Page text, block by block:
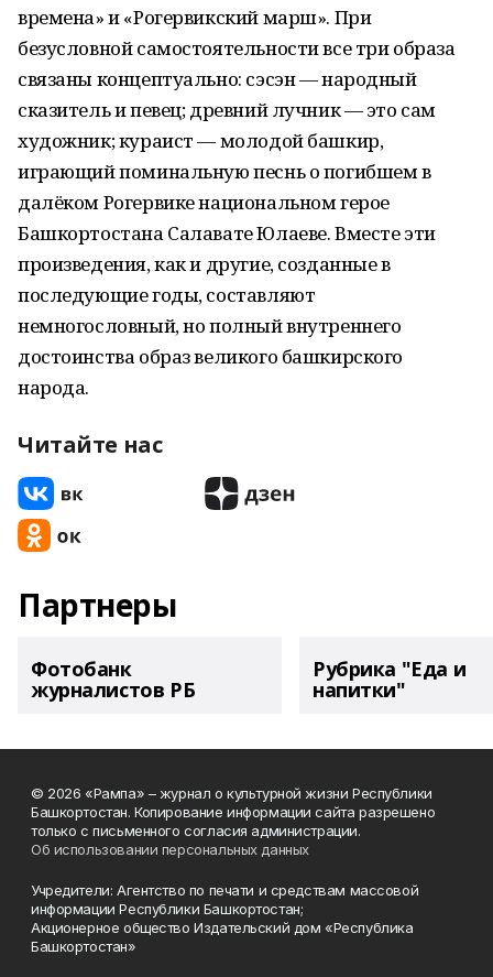
времена» и «Рогервикский марш». При
безусловной самостоятельности все три образа
связаны концептуально: сэсэн — народный
сказитель и певец; древний лучник — это сам
художник; кураист — молодой башкир,
играющий поминальную песнь о погибшем в
далёком Рогервике национальном герое
Башкортостана Салавате Юлаеве. Вместе эти
произведения, как и другие, созданные в
последующие годы, составляют
немногословный, но полный внутреннего
достоинства образ великого башкирского
народа.
Читайте нас
Партнеры
Фотобанк
журналистов РБ
Рубрика "Еда и
напитки"
© 2026 «Рампа» – журнал о культурной жизни Республики
Башкортостан. Копирование информации сайта разрешено
только с письменного согласия администрации.
Об использовании персональных данных
Учредители: Агентство по печати и средствам массовой
информации Республики Башкортостан;
Акционерное общество Издательский дом «Республика
Башкортостан»